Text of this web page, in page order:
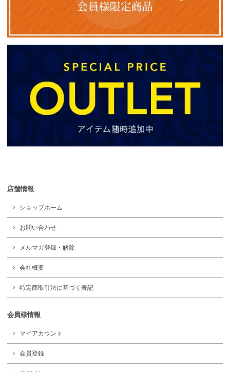
店舗情報
ショップホーム
お問い合わせ
メルマガ登録・解除
会社概要
特定商取引法に基づく表記
会員様情報
マイアカウント
会員登録